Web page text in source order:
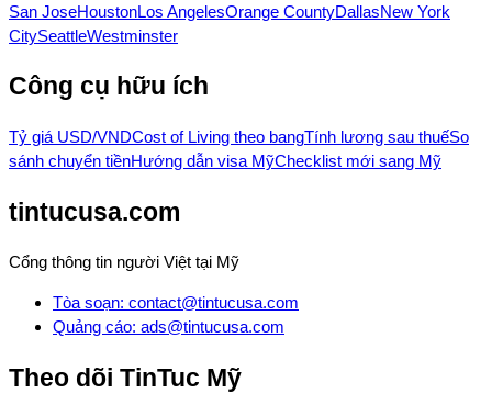
San JoseHoustonLos AngelesOrange CountyDallasNew York
CitySeattleWestminster
Công cụ hữu ích
Tỷ giá USD/VNDCost of Living theo bangTính lương sau thuếSo
sánh chuyển tiềnHướng dẫn visa MỹChecklist mới sang Mỹ
tintucusa.com
Cổng thông tin người Việt tại Mỹ
Tòa soạn: contact@tintucusa.com
Quảng cáo: ads@tintucusa.com
Theo dõi TinTuc Mỹ